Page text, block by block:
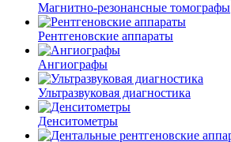
Магнитно-резонансные томографы
Рентгеновские аппараты
Ангиографы
Ультразвуковая диагностика
Денситометры